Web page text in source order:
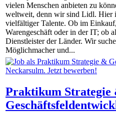
vielen Menschen anbieten zu
weltweit, denn wir sind Lidl. Hier
vielfältiger Talente. Ob im
Warengeschäft oder in der IT; ob
Dienstleister der Länder. Wir
Möglichmacher und...
Praktikum Strategie